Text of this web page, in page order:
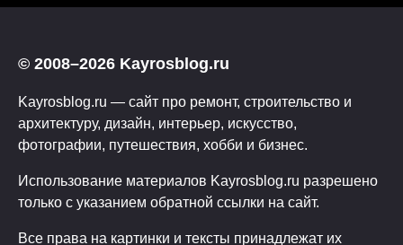
© 2008–2026 Kayrosblog.ru
Kayrosblog.ru — сайт про ремонт, строительство и
архитектуру, дизайн, интерьер, искусство,
фотографии, путешествия, хобби и бизнес.
Использование материалов Kayrosblog.ru разрешено
только с указанием обратной ссылки на сайт.
Все права на картинки и тексты принадлежат их